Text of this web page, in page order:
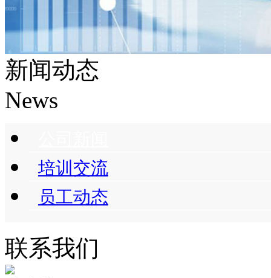
新闻动态
News
培训交流
员工动态
联系我们